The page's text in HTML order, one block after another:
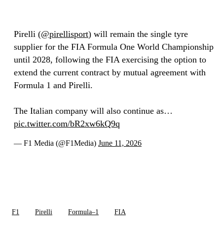
Pirelli (@pirellisport) will remain the single tyre
supplier for the FIA Formula One World Championship
until 2028, following the FIA exercising the option to
extend the current contract by mutual agreement with
Formula 1 and Pirelli.
The Italian company will also continue as…
pic.twitter.com/bR2xw6kQ9q
— F1 Media (@F1Media) June 11, 2026
F1 Pirelli Formula–1 FIA